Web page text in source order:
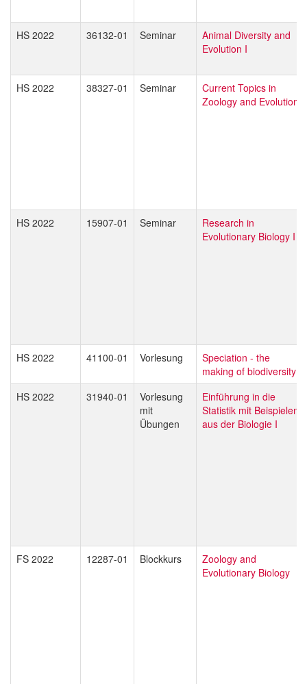
HS 2022 36132-01 Seminar
Animal Diversity and
Evolution I
HS 2022 38327-01 Seminar
Current Topics in
Zoology and Evolution
HS 2022 15907-01 Seminar
Research in
Evolutionary Biology I
HS 2022 41100-01 Vorlesung
Speciation - the
making of biodiversity
HS 2022
31940-01
Vorlesung
mit
Übungen
Einführung in die
Statistik mit Beispielen
aus der Biologie I
FS 2022 12287-01 Blockkurs
Zoology and
Evolutionary Biology